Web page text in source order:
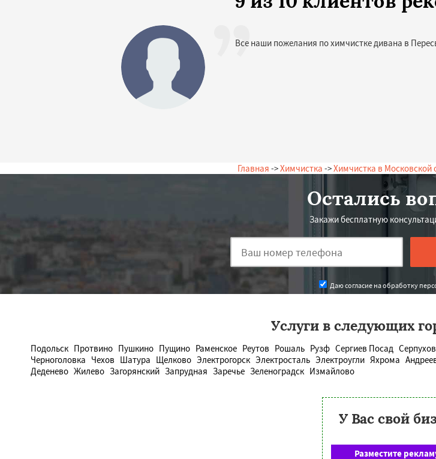
Все наши пожелания по химчистке дивана в
Главная ->Химчистка ->Химчистка в Московской
Остались
Закажи бесплатную
Даю согласие на обработку
Услуги в следующих
Подольск Протвино Пушкино Пущино Раменское Реутов Рошаль Рузф Сергиев Посад Серпухов
Черноголовка Чехов Шатура Щелково Электрогорск Электросталь Электроугли Яхрома
Деденево Жилево Загорянский Запрудная Заречье Зеленоградск Измайлово
У Вас свой
Разместите